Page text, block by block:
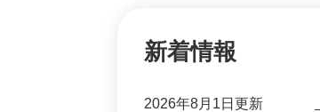
新着情報
2026年8月1日更新